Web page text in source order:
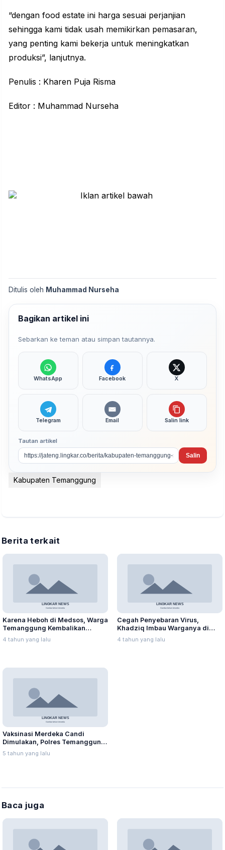
“dengan food estate ini harga sesuai perjanjian
sehingga kami tidak usah memikirkan pemasaran,
yang penting kami bekerja untuk meningkatkan
produksi”, lanjutnya.
Penulis : Kharen Puja Risma
Editor : Muhammad Nurseha
Ditulis oleh Muhammad Nurseha
Bagikan artikel ini
Sebarkan ke teman atau simpan tautannya.
WhatsApp Facebook X
Telegram Email Salin link
Tautan artikel
Salin
Kabupaten Temanggung
Berita terkait
Karena Heboh di Medsos, Warga
Temanggung Kembalikan
Bantuan dari Ganjar Pranowo
4 tahun yang lalu
Cegah Penyebaran Virus,
Khadziq Imbau Warganya di
Perantauan Tidak Mudik
4 tahun yang lalu
Vaksinasi Merdeka Candi
Dimulakan, Polres Temanggung
Target 4.000 Warga per Hari
5 tahun yang lalu
Baca juga